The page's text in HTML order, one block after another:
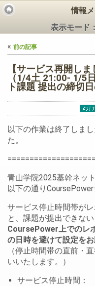
ス
情報
表示モード：
« 前の記事
【サービス再開し
（1/4土 21:00- 1/5
ト課題 提出の締切
以下の作業は終了しま
た。
青山学院2025基幹ネッ
以下の通り
サービス停止時間帯が
と、課題が提出できな
CoursePower上でのレ
の日時を避けて設定をお
（停止時間帯の直前・
いいたします。）
サービス停止時間：